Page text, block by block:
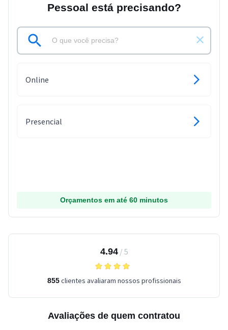
Pessoal está precisando?
Online
Presencial
Orçamentos em até 60 minutos
4.94/ 5
855clientes avaliaram nossos profissionais
Avaliações de quem contratou